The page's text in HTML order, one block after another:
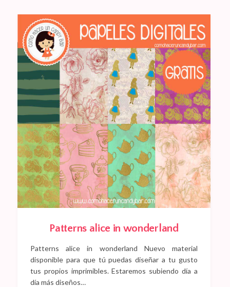
Patterns alice in wonderland
Patterns alice in wonderland Nuevo material
disponible para que tú puedas diseñar a tu gusto
tus propios imprimibles. Estaremos subiendo día a
día más diseños…